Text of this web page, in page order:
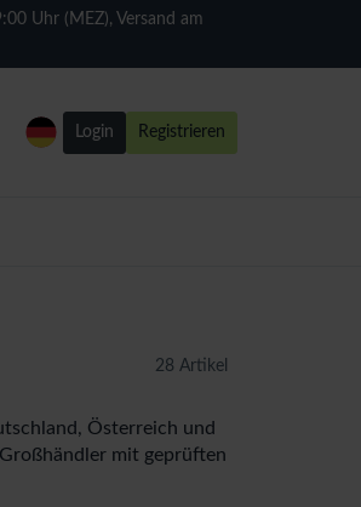
Uhr (MEZ), Versand am
Login Registrieren
28 Artikel
Österreich und
mit geprüften